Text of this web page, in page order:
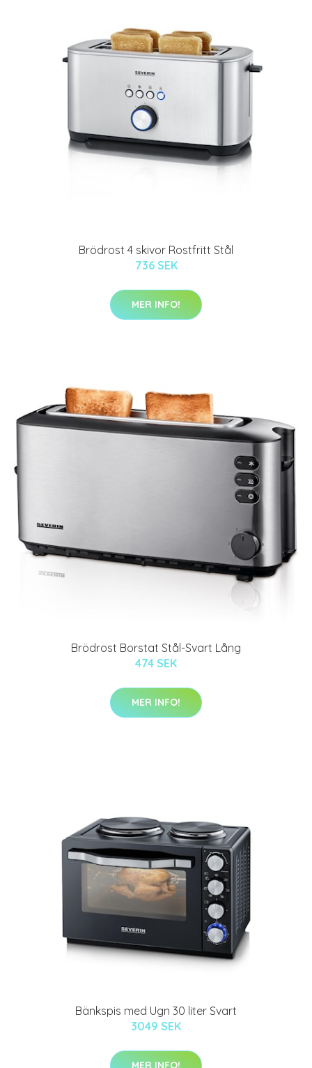
Brödrost 4 skivor Rostfritt Stål
736 SEK
MER INFO!
Brödrost Borstat Stål-Svart Lång
474 SEK
MER INFO!
Bänkspis med Ugn 30 liter Svart
3049 SEK
MER INFO!